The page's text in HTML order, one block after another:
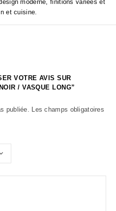
moderne, finitions variées et
et cuisine.
VOTRE AVIS SUR
/ VASQUE LONG”
publiée. Les champs obligatoires